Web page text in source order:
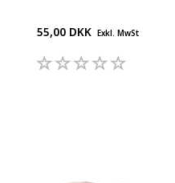
55,00 DKK Exkl. MwSt